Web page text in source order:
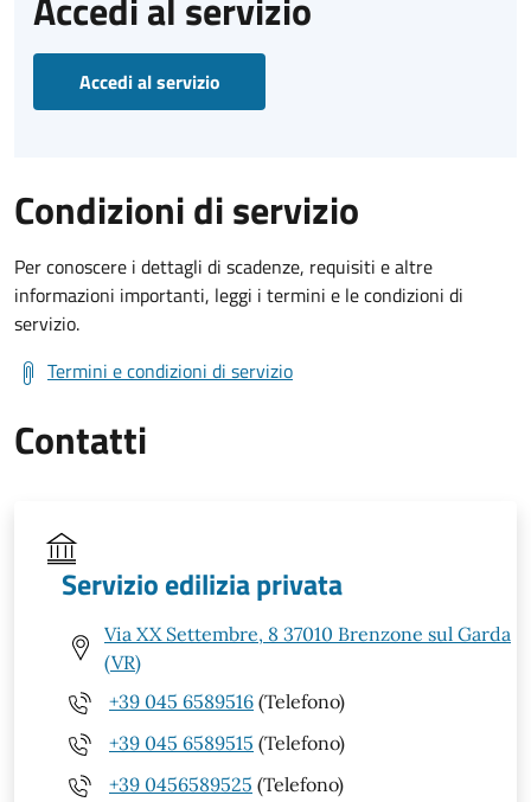
Accedi al servizio
Condizioni di servizio
Per conoscere i dettagli di scadenze, requisiti e altre
informazioni importanti, leggi i termini e le condizioni di
servizio.
Termini e condizioni di servizio
Contatti
Servizio edilizia privata
Via XX Settembre, 8 37010 Brenzone sul Garda
(VR)
+39 045 6589516 (Telefono)
+39 045 6589515 (Telefono)
+39 0456589525 (Telefono)